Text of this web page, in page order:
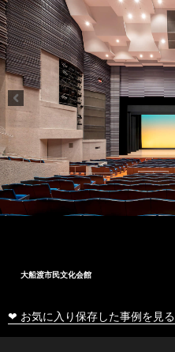
大船渡市民文化会館
❤ お気に入り保存した事例を見る